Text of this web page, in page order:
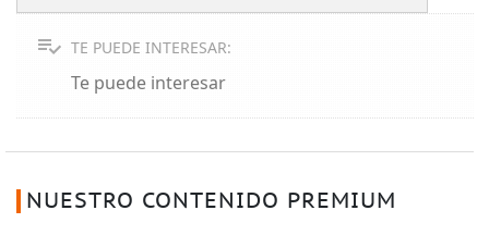
TE PUEDE INTERESAR:
Te puede interesar
NUESTRO CONTENIDO PREMIUM